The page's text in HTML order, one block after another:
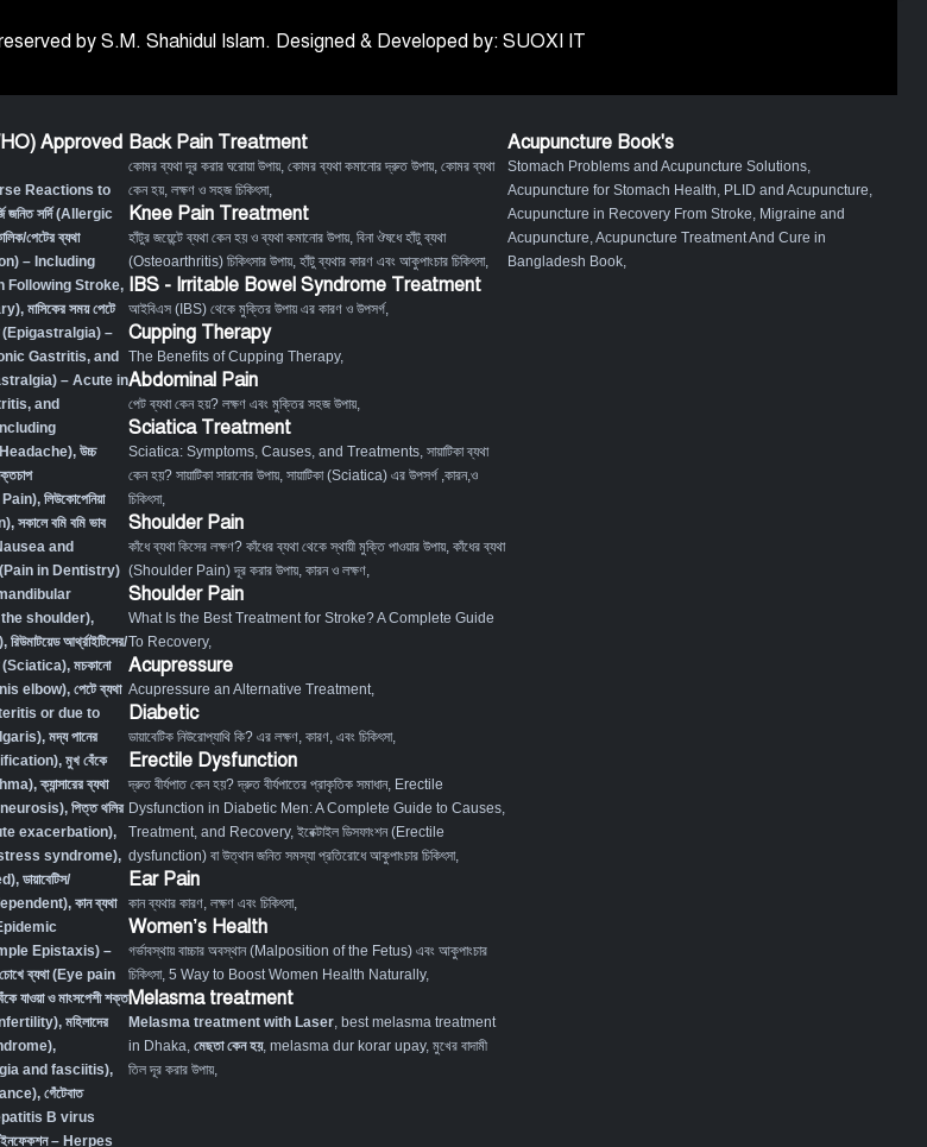
by S.M. Shahidul Islam. Designed & Developed by: SUOXI IT
Approved
Reactions to
জনিত সর্দি (Allergic
পেটের ব্যথা
– Including
Following Stroke,
মাসিকের সময় পেটে
(Epigastralgia) –
Gastritis, and
– Acute in
and
(Headache), উচ্চ
Pain), লিউকোপেনিয়া
, সকালে বমি বমি ভাব
and
(Pain in Dentistry)
the shoulder),
, রিউমাটয়েড আর্থ্রাইটিসের/
(Sciatica), মচকানো
elbow), পেটে ব্যথা
or due to
, মদ্য পানের
, মুখ বেঁকে
,ক্যান্সারের ব্যথা
neurosis), পিত্ত থলির
exacerbation),
stress syndrome),
, ডায়াবেটিস/
, কান ব্যথা
Epistaxis) –
চোখে ব্যথা (Eye pain
যাওয়া ও মাংসপেশী শক্ত
infertility), মহিলাদের
,
and fasciitis),
, গেঁটেবাত
B virus
ইনফেকশন – Herpes
Back Pain Treatment
কোমর ব্যথা দূর করার ঘরোয়া উপায়, কোমর ব্যথা কমানোর দ্রুত উপায়, কোমর ব্যথা
কেন হয়, লক্ষণ ও সহজ চিকিৎসা,
Knee Pain Treatment
হাঁটুর জয়েন্টে ব্যথা কেন হয় ও ব্যথা কমানোর উপায়, বিনা ঔষধে হাঁটু ব্যথা
(Osteoarthritis) চিকিৎসার উপায়, হাঁটু ব্যথার কারণ এবং আকুপাংচার চিকিৎসা,
IBS - Irritable Bowel Syndrome Treatment
আইবিএস (IBS) থেকে মুক্তির উপায় এর কারণ ও উপসর্গ,
Cupping Therapy
The Benefits of Cupping Therapy,
Abdominal Pain
পেট ব্যথা কেন হয়? লক্ষণ এবং মুক্তির সহজ উপায়,
Sciatica Treatment
Sciatica: Symptoms, Causes, and Treatments, সায়াটিকা ব্যথা
কেন হয়? সায়াটিকা সারানোর উপায়, সায়াটিকা (Sciatica) এর উপসর্গ ,কারন,ও
চিকিৎসা,
Shoulder Pain
কাঁধে ব্যথা কিসের লক্ষণ? কাঁধের ব্যথা থেকে স্থায়ী মুক্তি পাওয়ার উপায়, কাঁধের ব্যথা
(Shoulder Pain) দূর করার উপায়, কারন ও লক্ষণ,
Shoulder Pain
What Is the Best Treatment for Stroke? A Complete Guide
To Recovery,
Acupressure
Acupressure an Alternative Treatment,
Diabetic
ডায়াবেটিক নিউরোপ্যাথি কি? এর লক্ষণ, কারণ, এবং চিকিৎসা,
Erectile Dysfunction
দ্রুত বীর্যপাত কেন হয়? দ্রুত বীর্যপাতের প্রাকৃতিক সমাধান, Erectile
Dysfunction in Diabetic Men: A Complete Guide to Causes,
Treatment, and Recovery, ইরেক্টাইল ডিসফাংশন (Erectile
dysfunction) বা উত্থান জনিত সমস্যা প্রতিরোধে আকুপাংচার চিকিৎসা,
Ear Pain
কান ব্যথার কারণ, লক্ষণ এবং চিকিৎসা,
Women’s Health
গর্ভাবস্থায় বাচ্চার অবস্থান (Malposition of the Fetus) এবং আকুপাংচার
চিকিৎসা, 5 Way to Boost Women Health Naturally,
Melasma treatment
Melasma treatment with Laser, best melasma treatment
in Dhaka, মেছতা কেন হয়, melasma dur korar upay, মুখের বাদামী
তিল দূর করার উপায়,
Acupuncture Book's
Stomach Problems and Acupuncture Solutions,
Acupuncture for Stomach Health, PLID and Acupuncture,
Acupuncture in Recovery From Stroke, Migraine and
Acupuncture,Acupuncture Treatment And Cure in
Bangladesh Book,